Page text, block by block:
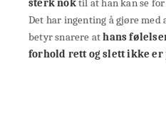
sterk noktil at han kan se for
Det har ingenting å gjøre med
betyr snarere athans
forhold rett og slett ikke er